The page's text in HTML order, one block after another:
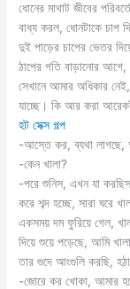
ধোনের মাথাট জীবের
বাধ্য করল, ধোনটাকে চাপ
দুই পাড়ের চাপের ভেতর
ঠাপের গতি বাড়ানোর আগে,
সেখানে আমার অধিকার
যাচ্ছে। কি আর করা
হট সেক্স গল্প
-আস্তে কর, ব্যথা লাগছে,
-কেন খালা?
-পরে শুনিস, এখন যা
করে শব্দ হচ্ছে, সারা ঘরে
একসময় দম ফুরিয়ে গেল,
দিয়ে শুয়ে পড়েছে, আমি
তার গুদে আংগুলি করছি,
-জোরে কর খোকা, আমার